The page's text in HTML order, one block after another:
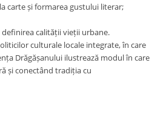
carte și formarea gustului literar;
calității vieții urbane.
culturale locale integrate, în care
Drăgășanului ilustrează modul în care
și conectând tradiția cu